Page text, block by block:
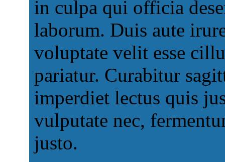
in culpa qui officia
laborum. Duis aute
voluptate velit esse
pariatur. Curabitur
imperdiet lectus quis
vulputate nec,
justo.